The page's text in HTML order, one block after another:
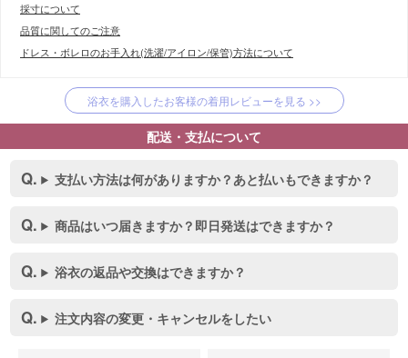
採寸について
品質に関してのご注意
ドレス・ボレロのお手入れ(洗濯/アイロン/保管)方法について
浴衣を購入したお客様の着用レビューを見る >>
配送・支払について
支払い方法は何がありますか？あと払いもできますか？
商品はいつ届きますか？即日発送はできますか？
浴衣の返品や交換はできますか？
注文内容の変更・キャンセルをしたい